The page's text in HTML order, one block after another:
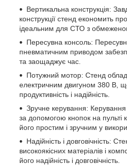
Вертикальна конструкція:
конструкції стенд економить
ідеальним для СТО з
Пересувна консоль:
пневматичним приводом
та заощаджує час.
Потужний мотор: Стенд
електричним двигуном 380 В,
продуктивність і надійність.
Зручне керування:
за допомогою кнопок на пульті
його простим і зручним у
Надійність і довговічність:
високоякісних матеріалів і
його надійність і довговічність.